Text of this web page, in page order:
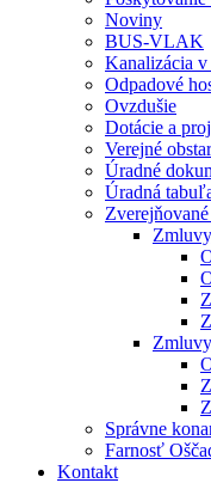
Noviny
BUS-VLAK
Kanalizácia v
Odpadové
Ovzdušie
Dotácie a
Verejné
Úradné
Úradná
Správne
Farnosť
Kontakt